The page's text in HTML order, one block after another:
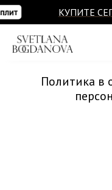
КУПИТЕ
Политика в